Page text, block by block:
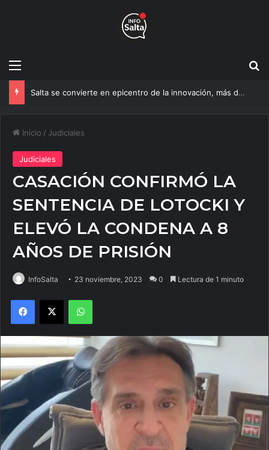
Menú
Salta se convierte en epicentro de la innovación, más de 600 personas ya participan del NOA Innova
Inicio / Judiciales
Judiciales
CASACIÓN CONFIRMÓ LA
SENTENCIA DE LOTOCKI Y
ELEVÓ LA CONDENA A 8
AÑOS DE PRISIÓN
InfoSalta 23 noviembre, 2023 0 Lectura de 1 minuto
Facebook
X WhatsApp